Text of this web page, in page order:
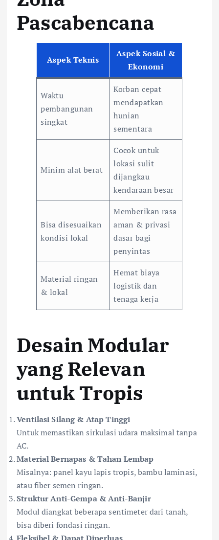
Pascabencana
Aspek Teknis
Aspek Sosial &
Ekonomi
Waktu
pembangunan
singkat
Korban cepat
mendapatkan
hunian
sementara
Minim alat berat
Cocok untuk
lokasi sulit
dijangkau
kendaraan besar
Bisa disesuaikan
kondisi lokal
Memberikan rasa
aman & privasi
dasar bagi
penyintas
Material ringan
& lokal
Hemat biaya
logistik dan
tenaga kerja
Desain Modular
yang Relevan
untuk Tropis
Ventilasi Silang & Atap Tinggi
Untuk memastikan sirkulasi udara maksimal tanpa
AC.
Material Bernapas & Tahan Lembap
Misalnya: panel kayu lapis tropis, bambu laminasi,
atau fiber semen ringan.
Struktur Anti-Gempa & Anti-Banjir
Modul diangkat beberapa sentimeter dari tanah,
bisa diberi fondasi ringan.